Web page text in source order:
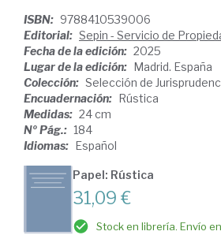
ISBN: 9788410539006
Editorial: Sepin - Servicio de
Fecha de la edición: 2025
Lugar de la edición: Madrid. España
Colección: Selección de
Encuadernación: Rústica
Medidas: 24 cm
Nº Pág.: 184
Idiomas: Español
Papel: Rústica
31,09 €
Stock en librería. Envío